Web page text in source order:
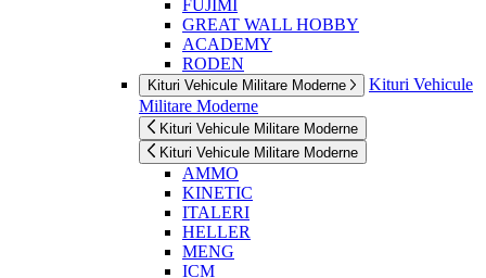
FUJIMI
GREAT WALL HOBBY
ACADEMY
RODEN
Kituri Vehicule Militare Moderne
Kituri Vehicule
Militare Moderne
Kituri Vehicule Militare Moderne
Kituri Vehicule Militare Moderne
AMMO
KINETIC
ITALERI
HELLER
MENG
ICM